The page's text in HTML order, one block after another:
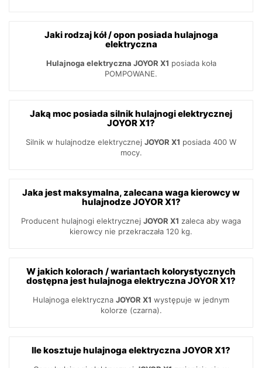
Jaki rodzaj kół / opon posiada hulajnoga
elektryczna
Hulajnoga elektryczna JOYOR X1 posiada koła
POMPOWANE.
Jaką moc posiada silnik hulajnogi elektrycznej
JOYOR X1?
Silnik w hulajnodze elektrycznej JOYOR X1 posiada 400 W
mocy.
Jaka jest maksymalna, zalecana waga kierowcy w
hulajnodze JOYOR X1?
Producent hulajnogi elektrycznej JOYOR X1 zaleca aby waga
kierowcy nie przekraczała 120 kg.
W jakich kolorach / wariantach kolorystycznych
dostępna jest hulajnoga elektryczna JOYOR X1?
Hulajnoga elektryczna JOYOR X1 występuje w jednym
kolorze (czarna).
Ile kosztuje hulajnoga elektryczna JOYOR X1?